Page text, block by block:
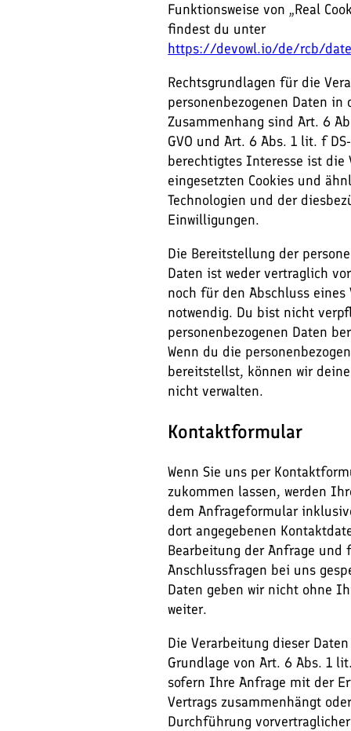
Funktionsweise von „Real
findest du unter
https://devowl.io/de/rcb/
Rechtsgrundlagen für die
personenbezogenen Daten in
Zusammenhang sind Art. 6
GVO und Art. 6 Abs. 1 lit. f
berechtigtes Interesse ist die
eingesetzten Cookies und
Technologien und der
Einwilligungen.
Die Bereitstellung der
Daten ist weder vertraglich
noch für den Abschluss eines
notwendig. Du bist nicht
personenbezogenen Daten
Wenn du die
bereitstellst, können wir
nicht verwalten.
Kontaktformular
Wenn Sie uns per
zukommen lassen, werden
dem Anfrageformular
dort angegebenen
Bearbeitung der Anfrage und
Anschlussfragen bei uns
Daten geben wir nicht ohne
weiter.
Die Verarbeitung dieser
Grundlage von Art. 6 Abs. 1
sofern Ihre Anfrage mit der
Vertrags zusammenhängt
Durchführung